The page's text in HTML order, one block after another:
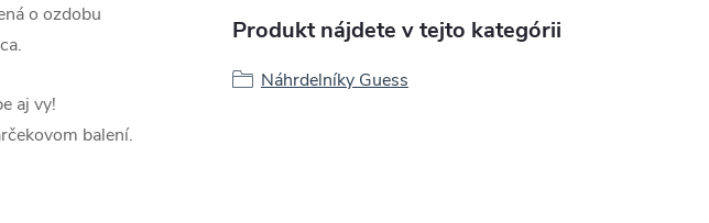
o ozdobu
aj vy!
balení.
Produkt nájdete v tejto kategórii
Náhrdelníky Guess